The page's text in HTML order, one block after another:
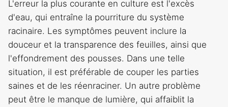
L'erreur la plus courante en culture est l'excès
d'eau, qui entraîne la pourriture du système
racinaire. Les symptômes peuvent inclure la
douceur et la transparence des feuilles, ainsi que
l'effondrement des pousses. Dans une telle
situation, il est préférable de couper les parties
saines et de les réenraciner. Un autre problème
peut être le manque de lumière, qui affaiblit la